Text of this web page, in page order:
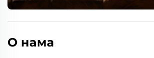
О нама